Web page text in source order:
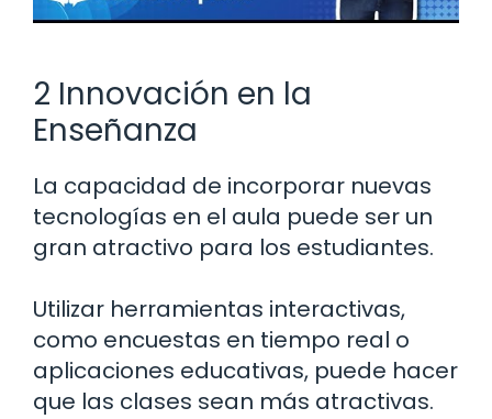
2 Innovación en la
Enseñanza
La capacidad de incorporar nuevas
tecnologías en el aula puede ser un
gran atractivo para los estudiantes.
Utilizar herramientas interactivas,
como encuestas en tiempo real o
aplicaciones educativas, puede hacer
que las clases sean más atractivas.